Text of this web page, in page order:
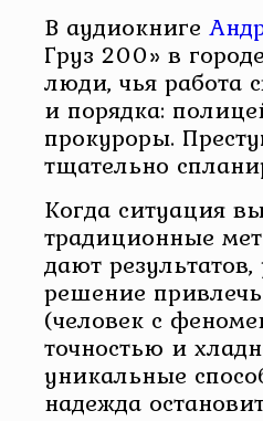
В аудиокниге
Груз 200» в
люди, чья работа
и порядка:
прокуроры.
тщательно
Когда ситуация
традиционные
дают
решение
(человек с
точностью и
уникальные
надежда